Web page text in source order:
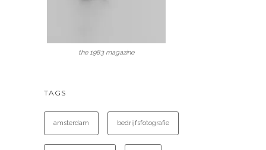
the 1983 magazine
TAGS
amsterdam bedrijfsfotografie